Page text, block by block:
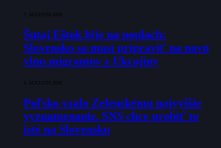
7. AUGUSTA 2026
Šutaj Eštok bije na poplach:
Slovensko sa musí pripraviť na novú
vlnu migrantov z Ukrajiny
6. AUGUSTA 2026
Poľsko vzalo Zelenskému najvyššie
vyznamenanie. SNS chce urobiť to
isté na Slovensku